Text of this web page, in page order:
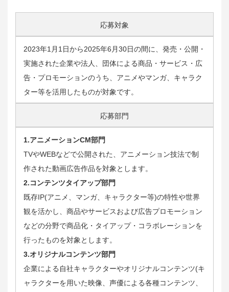
応募対象
2023年1月1日から2025年6月30日の間に、発売・公開・
実施された企業や法人、団体による商品・サービス・広
告・プロモーションのうち、アニメやマンガ、キャラク
ター等を活用したものが対象です。
応募部門
1.アニメーションCM部門
TVやWEBなどで公開された、アニメーション技法で制
作された動画広告作品を対象とします。
2.コンテンツタイアップ部門
既存IP(アニメ、マンガ、キャラクター等)の特性や世界
観を活かし、商品やサービスおよび広告プロモーション
などの分野で商品化・タイアップ・コラボレーションを
行ったものを対象とします。
3.オリジナルコンテンツ部門
企業による自社キャラクターやオリジナルコンテンツ(キ
ャラクターを用いた映像、声優による各種コンテンツ、